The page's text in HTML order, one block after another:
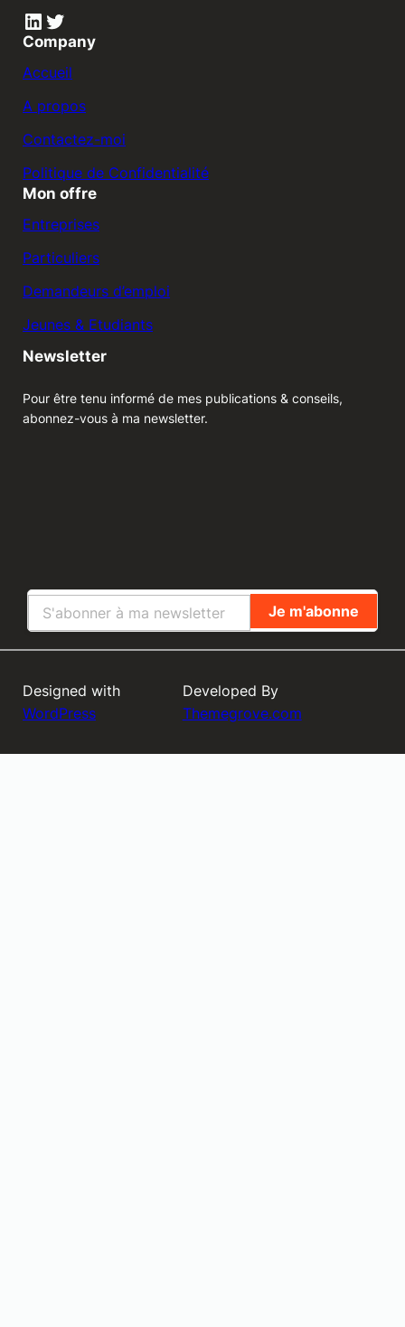
LinkedIn Twitter
Company
Accueil
A propos
Contactez-moi
Politique de Confidentialité
Mon offre
Entreprises
Particuliers
Demandeurs d’emploi
Jeunes & Etudiants
Newsletter
Pour être tenu informé de mes publications & conseils,
abonnez-vous à ma newsletter.
Designed with
WordPress
Developed By
Themegrove.com